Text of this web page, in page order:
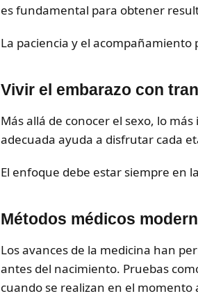
es fundamental para obtener
La paciencia y el
Vivir el embarazo con
Más allá de conocer el sexo, lo
adecuada ayuda a disfrutar cada
El enfoque debe estar siempre en
Métodos médicos
Los avances de la medicina han
antes del nacimiento. Pruebas
cuando se realizan en el momento